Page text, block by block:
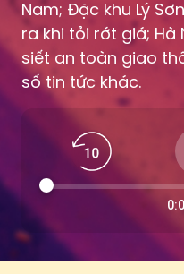
siết an toàn giao
số tin tức khác.
0:00